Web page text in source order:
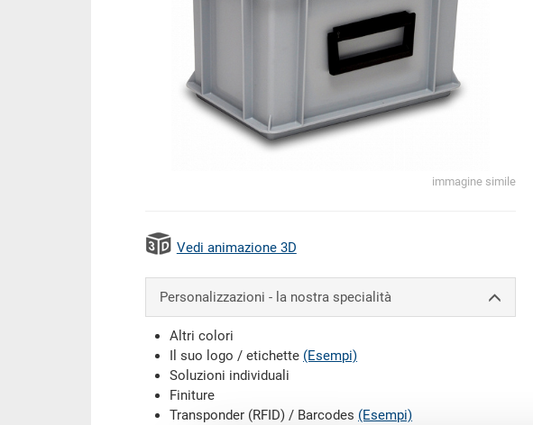
immagine simile
Vedi animazione 3D
Personalizzazioni - la nostra specialità
Altri colori
Il suo logo / etichette (Esempi)
Soluzioni individuali
Finiture
Transponder (RFID) / Barcodes (Esempi)